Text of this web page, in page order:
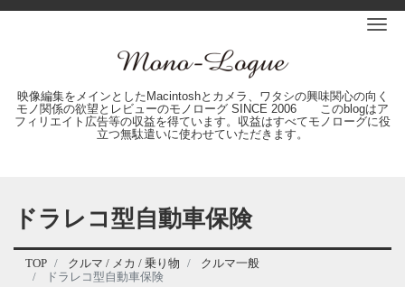
映像編集をメインとしたMacintoshとカメラ、ワタシの興味関心の向く
モノ関係の欲望とレビューのモノローグ SINCE 2006 このblogはア
フィリエイト広告等の収益を得ています。収益はすべてモノローグに役
立つ無駄遣いに使わせていただきます。
ドラレコ型自動車保険
TOP クルマ / メカ / 乗り物
クルマ一般
ドラレコ型自動車保険